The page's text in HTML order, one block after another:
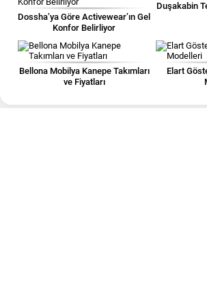
Dossha’ya Göre Activewear’ın Geleceğini
Konfor Belirliyor
Duşakabin
Bellona Mobilya Kanepe Takımları
ve Fiyatları
Elart